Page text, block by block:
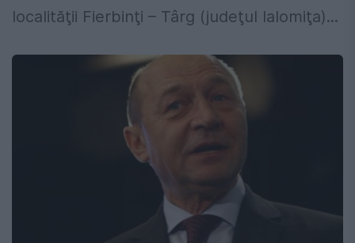
localităţii Fierbinţi – Târg (judeţul Ialomiţa)...